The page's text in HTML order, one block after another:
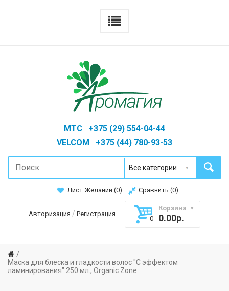
MTC +375 (29) 554-04-44
VELCOM +375 (44) 780-93-53
Лист Желаний (0) Сравнить (0)
Авторизация / Регистрация
Корзина
0
0.00р.
Маска для блеска и гладкости волос "С эффектом
ламинирования" 250 мл., Organic Zone